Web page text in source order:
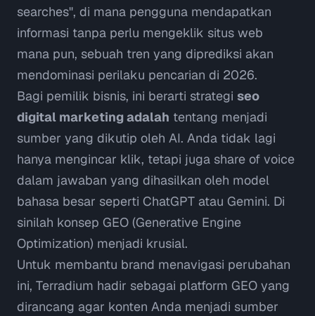
searches", di mana pengguna mendapatkan
informasi tanpa perlu mengeklik situs web
mana pun, sebuah tren yang diprediksi akan
mendominasi perilaku pencarian di 2026.
Bagi pemilik bisnis, ini berarti strategi seo
digital marketing adalah tentang menjadi
sumber yang dikutip oleh AI. Anda tidak lagi
hanya mengincar klik, tetapi juga share of voice
dalam jawaban yang dihasilkan oleh model
bahasa besar seperti ChatGPT atau Gemini. Di
sinilah konsep GEO (Generative Engine
Optimization) menjadi krusial.
Untuk membantu brand menavigasi perubahan
ini, Terradium hadir sebagai platform GEO yang
dirancang agar konten Anda menjadi sumber